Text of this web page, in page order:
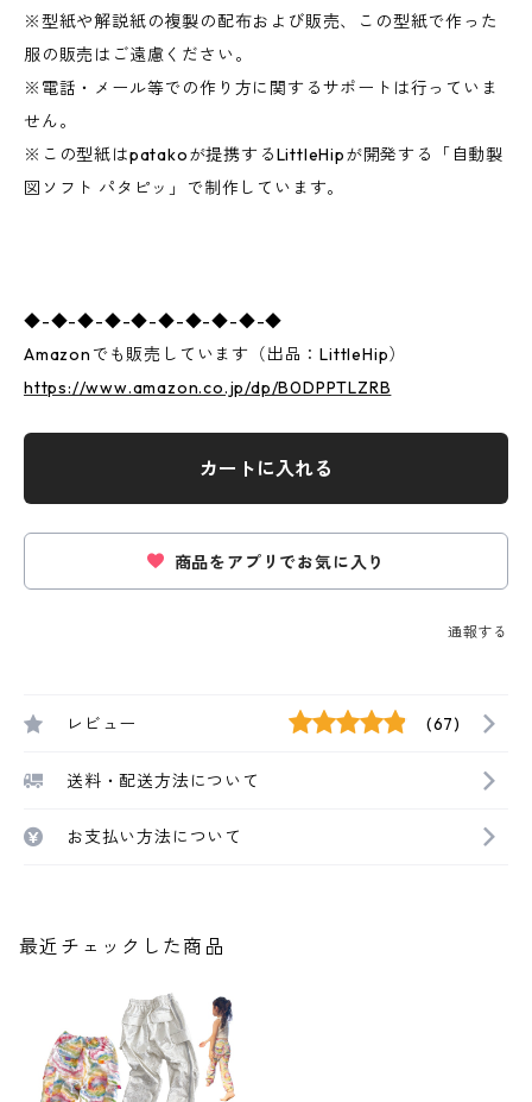
※型紙や解説紙の複製の配布および販売、この型紙で作った
服の販売はご遠慮ください。
※電話・メール等での作り方に関するサポートは行っていま
せん。
※この型紙はpatakoが提携するLittleHipが開発する「自動製
図ソフト パタピッ」で制作しています。
◆-◆-◆-◆-◆-◆-◆-◆-◆-◆
Amazonでも販売しています（出品：LittleHip）
https://www.amazon.co.jp/dp/B0DPPTLZRB
カートに入れる
商品をアプリでお気に入り
通報する
レビュー (67)
送料・配送方法について
お支払い方法について
最近チェックした商品